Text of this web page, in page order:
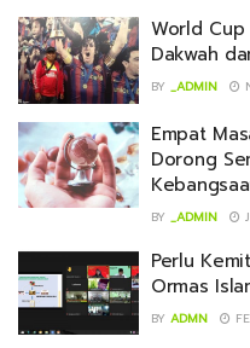
World
Dakwah
BY _ADMIN
Empat
Dorong
BY _ADMIN
Perlu
Ormas
BY ADMN